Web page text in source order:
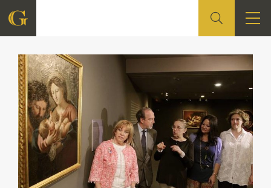
FUNDACIÓN
QUIENES SOMOS
CENTRO DE INVESTIGACIÓN Y DOCUMENTACIÓN
ACCIÓN CORPORATIVA
SEDE
Citas en medios FGA